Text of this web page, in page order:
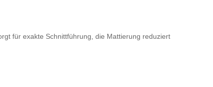
für exakte Schnittführung, die Mattierung reduziert